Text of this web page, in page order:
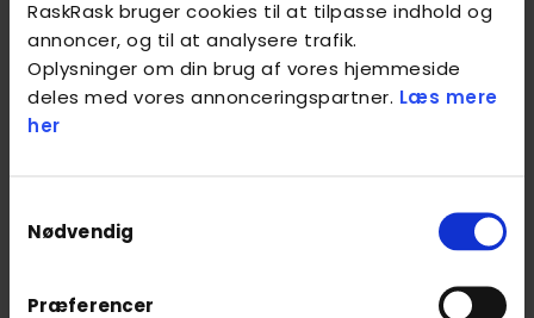
RaskRask bruger cookies til at tilpasse indhold og
annoncer, og til at analysere trafik.
Oplysninger om din brug af vores hjemmeside
deles med vores annonceringspartner. Læs mere
her
Nødvendig
Præferencer
som kan hjælpe med at reducere
omkostningerne ved regelmæssig
massagebehandling.
massagebehandlinger til konkurrencedygtige
Vi gør det nemt og bekvemt at få massage, da